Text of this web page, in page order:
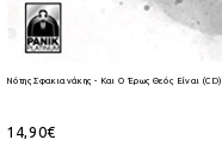
Νότης Σφακιανάκης - Και Ο Έρως Θεός Είναι (CD)
14,90€